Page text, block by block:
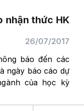
nhận thức HK
26/07/2017
báo đến các
ngày báo cáo dự
của học kỳ